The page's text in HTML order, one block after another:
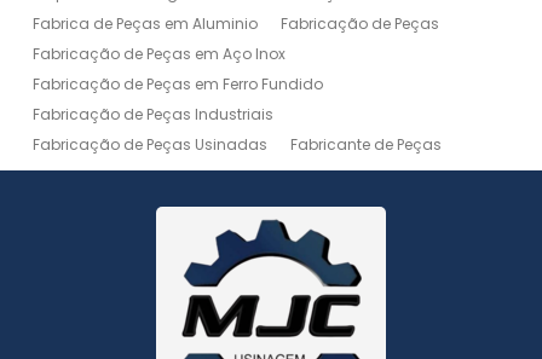
Fabrica de Peças em Aluminio
Fabricação de Peças
Fabricação de Peças em Aço Inox
Fabricação de Peças em Ferro Fundido
Fabricação de Peças Industriais
Fabricação de Peças Usinadas
Fabricante de Peças
Fabricante de Peças de Máquinas
Manutenção de Máquina
Peças Usinadas
Serviço de Soldagem
Serviço de Usinagem
Serviço de Usinagem Pesada
Serviços de Usinagem CNC
Serviços de Usinagem de Peças